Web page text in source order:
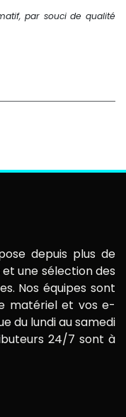
par souci de qualité
depuis plus de
et une sélection des
Nos équipes sont
matériel et vos e-
du lundi au samedi
24/7 sont à